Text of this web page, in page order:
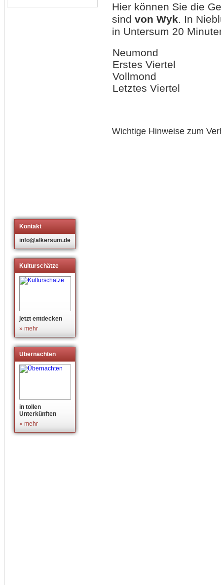
Hier können Sie die
sind von Wyk. In
in Untersum 20
Neumond
Erstes Viertel
Vollmond
Letztes Viertel
Wichtige Hinweise zum
Kontakt
info@alkersum.de
Kulturschätze
jetzt entdecken
» mehr
Übernachten
in tollen
Unterkünften
» mehr